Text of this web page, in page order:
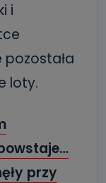
i
pozostała
loty.
przy